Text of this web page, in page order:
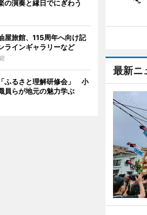
最新ニ
の演奏と縁日でにぎわう
屋旅館、115周年へ向け記
インギャラリーなど
ふるさと理解研修会」 小
員らが地元の魅力学ぶ